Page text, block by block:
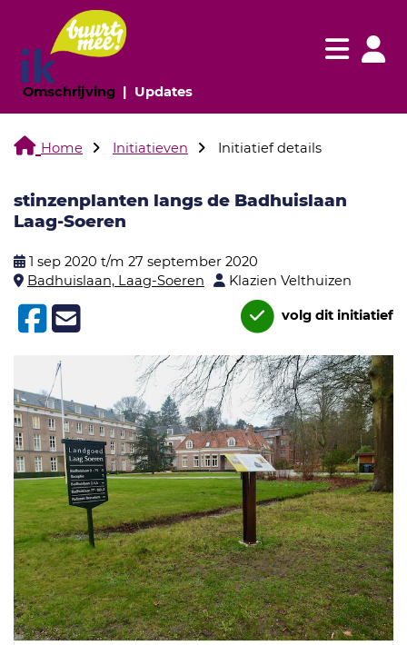
Omschrijving(huidige pagina)
Updates(huidige pagina)
Navigatie
Home Initiatieven Initiatief details
stinzenplanten langs de Badhuislaan
Laag-Soeren
1 sep 2020 t/m 27 september 2020
Badhuislaan, Laag-Soeren
Klazien Velthuizen
volg dit initiatief